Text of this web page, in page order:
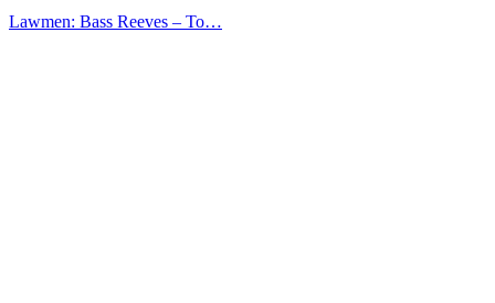
Lawmen: Bass Reeves – Το…